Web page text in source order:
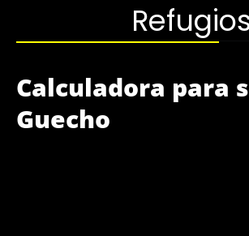
Calculadora para
Guecho